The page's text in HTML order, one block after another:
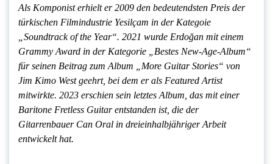
Als Komponist erhielt er 2009 den bedeutendsten Preis der
türkischen Filmindustrie Yesilçam in der Kategoie
„Soundtrack of the Year“. 2021 wurde Erdoğan mit einem
Grammy Award in der Kategorie „Bestes New-Age-Album“
für seinen Beitrag zum Album „More Guitar Stories“ von
Jim Kimo West geehrt, bei dem er als Featured Artist
mitwirkte. 2023 erschien sein letztes Album, das mit einer
Baritone Fretless Guitar entstanden ist, die der
Gitarrenbauer Can Oral in dreieinhalbjähriger Arbeit
entwickelt hat.